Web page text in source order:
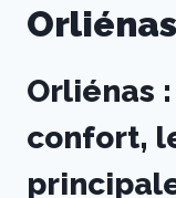
Orliénas
Orliénas
confort,